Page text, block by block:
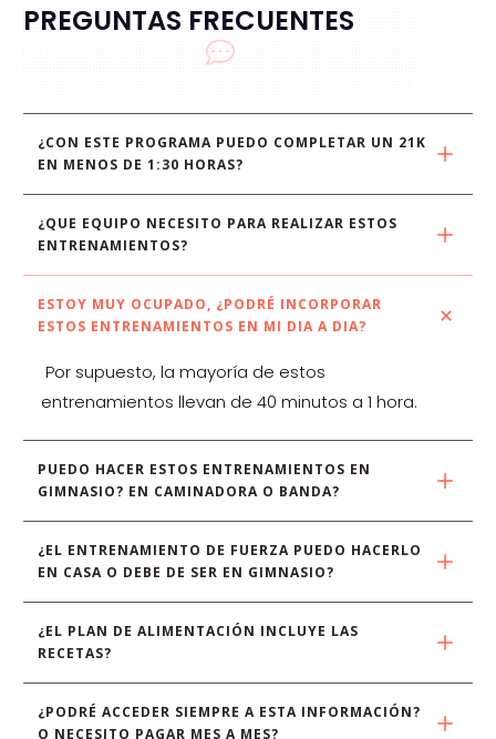
PREGUNTAS FRECUENTES
¿CON ESTE PROGRAMA PUEDO COMPLETAR UN 21K
EN MENOS DE 1:30 HORAS?
¿QUE EQUIPO NECESITO PARA REALIZAR ESTOS
ENTRENAMIENTOS?
ESTOY MUY OCUPADO, ¿PODRÉ INCORPORAR
ESTOS ENTRENAMIENTOS EN MI DIA A DIA?
Por supuesto, la mayoría de estos
entrenamientos llevan de 40 minutos a 1 hora.
PUEDO HACER ESTOS ENTRENAMIENTOS EN
GIMNASIO? EN CAMINADORA O BANDA?
¿EL ENTRENAMIENTO DE FUERZA PUEDO HACERLO
EN CASA O DEBE DE SER EN GIMNASIO?
¿EL PLAN DE ALIMENTACIÓN INCLUYE LAS
RECETAS?
¿PODRÉ ACCEDER SIEMPRE A ESTA INFORMACIÓN?
O NECESITO PAGAR MES A MES?